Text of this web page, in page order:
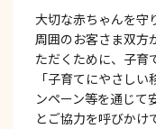
大切な赤ちゃんを守
周囲のお客さま双方
ただくために、子育
「子育てにやさし
ンペーン等を通じて
とご協力を呼びかけ